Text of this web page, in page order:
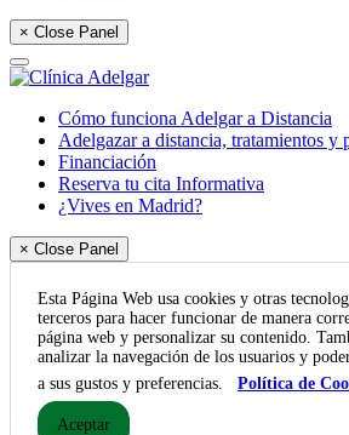
× Close Panel
Cómo funciona Adelgar a Distancia
Adelgazar a distancia, tratamientos y
Financiación
Reserva tu cita Informativa
¿Vives en Madrid?
× Close Panel
Esta Página Web usa cookies y otras
terceros para hacer funcionar de manera
página web y personalizar su contenido.
analizar la navegación de los usuarios y
a sus gustos y preferencias.
Política de
Aceptar